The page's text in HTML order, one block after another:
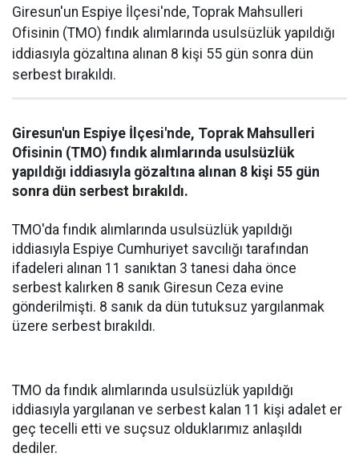
Giresun'un Espiye İlçesi'nde, Toprak Mahsulleri
Ofisinin (TMO) fındık alımlarında usulsüzlük yapıldığı
iddiasıyla gözaltına alınan 8 kişi 55 gün sonra dün
serbest bırakıldı.
Giresun'un Espiye İlçesi'nde, Toprak Mahsulleri
Ofisinin (TMO) fındık alımlarında usulsüzlük
yapıldığı iddiasıyla gözaltına alınan 8 kişi 55 gün
sonra dün serbest bırakıldı.
TMO'da fındık alımlarında usulsüzlük yapıldığı
iddiasıyla Espiye Cumhuriyet savcılığı tarafından
ifadeleri alınan 11 sanıktan 3 tanesi daha önce
serbest kalırken 8 sanık Giresun Ceza evine
gönderilmişti. 8 sanık da dün tutuksuz yargılanmak
üzere serbest bırakıldı.
TMO da fındık alımlarında usulsüzlük yapıldığı
iddiasıyla yargılanan ve serbest kalan 11 kişi adalet er
geç tecelli etti ve suçsuz olduklarımız anlaşıldı
dediler.